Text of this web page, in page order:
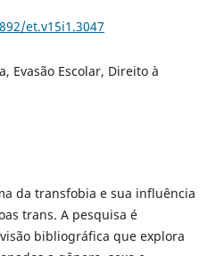
et.v15i1.3047
Evasão Escolar, Direito à
da transfobia e sua influência
trans. A pesquisa é
bibliográfica que explora